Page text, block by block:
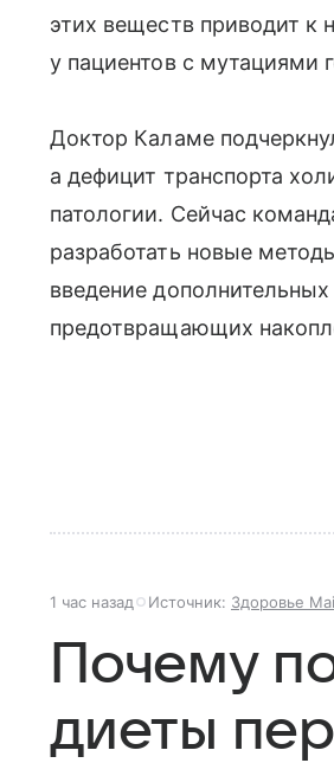
этих веществ приводит к
у пациентов с мутациями
Доктор Каламе
а дефицит транспорта
патологии. Сейчас
разработать новые
введение
предотвращающих
1 час назад Источник: Здоровье
Почему
диеты